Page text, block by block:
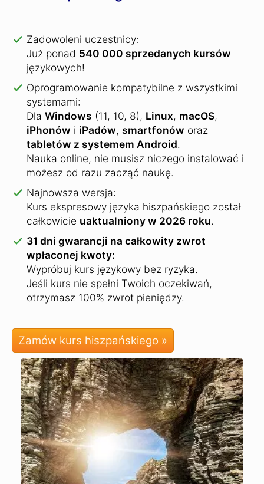
Zadowoleni uczestnicy:
Już ponad 540 000 sprzedanych kursów
językowych!
Oprogramowanie kompatybilne z wszystkimi
systemami:
Dla Windows (11, 10, 8), Linux, macOS,
iPhonów i iPadów, smartfonów oraz
tabletów z systemem Android.
Nauka online, nie musisz niczego instalować i
możesz od razu zacząć naukę.
Najnowsza wersja:
Kurs ekspresowy języka hiszpańskiego został
całkowicie uaktualniony w 2026 roku.
31 dni gwarancji na całkowity zwrot
wpłaconej kwoty:
Wypróbuj kurs językowy bez ryzyka.
Jeśli kurs nie spełni Twoich oczekiwań,
otrzymasz 100% zwrot pieniędzy.
Zamów kurs hiszpańskiego »